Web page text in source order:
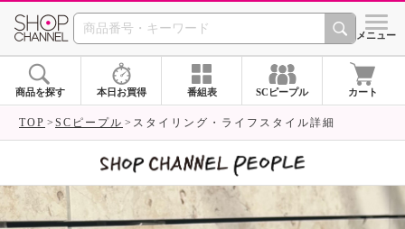
SHOP CHANNEL シメニュー
商品を探す 本日お買得 番組表 SCピープル カート
TOP SCピープル スタイリング・ライフスタイル詳細